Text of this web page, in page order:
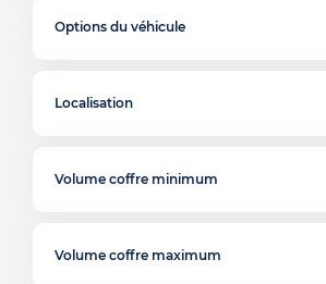
Options du véhicule
Localisation
Volume coffre minimum
Volume coffre maximum